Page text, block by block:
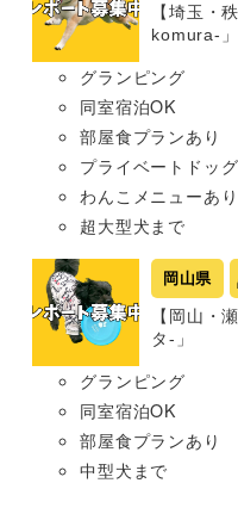
【埼玉・
komura-」
グランピング
同室宿泊OK
部屋食プランあり
プライベートドッ
わんこメニューあり
超大型犬まで
岡山県
【岡山・
タ-」
グランピング
同室宿泊OK
部屋食プランあり
中型犬まで